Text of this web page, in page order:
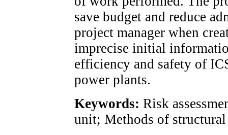
save budget and reduce
project manager when
imprecise initial
efficiency and safety of
power plants.
Keywords: Risk
unit; Methods of